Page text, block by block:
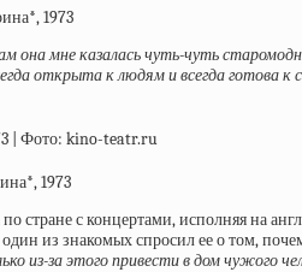
1973
мне казалась чуть-чуть
открыта к людям и всегда готова
1973
стране с концертами, исполняя на
из знакомых спросил ее о том,
из-за этого привести в дом чужого